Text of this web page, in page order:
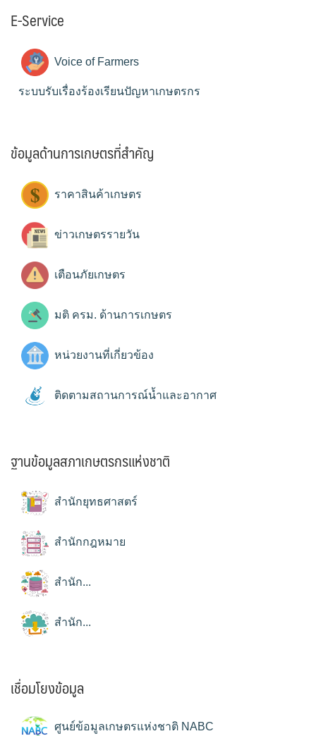
E-Service
Voice of Farmers
ระบบรับเรื่องร้องเรียนปัญหาเกษตรกร
ข้อมูลด้านการเกษตรที่สำคัญ
ราคาสินค้าเกษตร
ข่าวเกษตรรายวัน
เตือนภัยเกษตร
มติ ครม. ด้านการเกษตร
หน่วยงานที่เกี่ยวข้อง
ติดตามสถานการณ์น้ำและอากาศ
ฐานข้อมูลสภาเกษตรกรแห่งชาติ
สำนักยุทธศาสตร์
สำนักกฎหมาย
สำนัก...
สำนัก...
เชื่อมโยงข้อมูล
ศูนย์ข้อมูลเกษตรแห่งชาติ NABC